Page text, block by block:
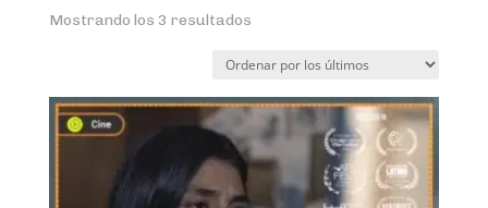
Mostrando los 3 resultadosOrdenado
últimos